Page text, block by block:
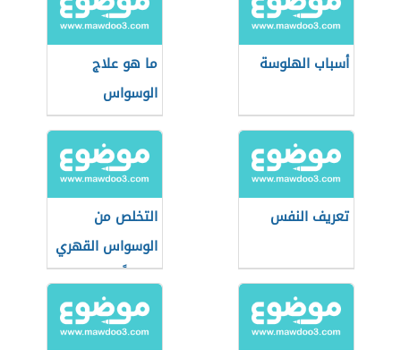
أسباب الهلوسة
ما هو علاج
الوسواس
تعريف النفس
التخلص من
الوسواس القهري
نهائياً